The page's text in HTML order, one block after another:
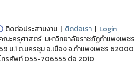
ติดต่อประสานงาน | ติดต่อเรา | Login
ณะครุศาสตร์ มหาวิทยาลัยราชภัฏกำแพงเพชร
ม.1 ต.นครชุม อ.เมือง จ.กำแพงเพชร 62000
ทรศัพท์ 055-706555 ต่อ 2010